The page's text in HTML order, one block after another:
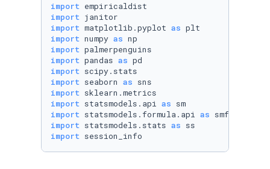
import
import
import matplotlib.pyplot as
import numpy as
import
import pandas as
import
import seaborn as
import
import statsmodels.api as
import statsmodels.formula.api as
import statsmodels.stats as
import session_info